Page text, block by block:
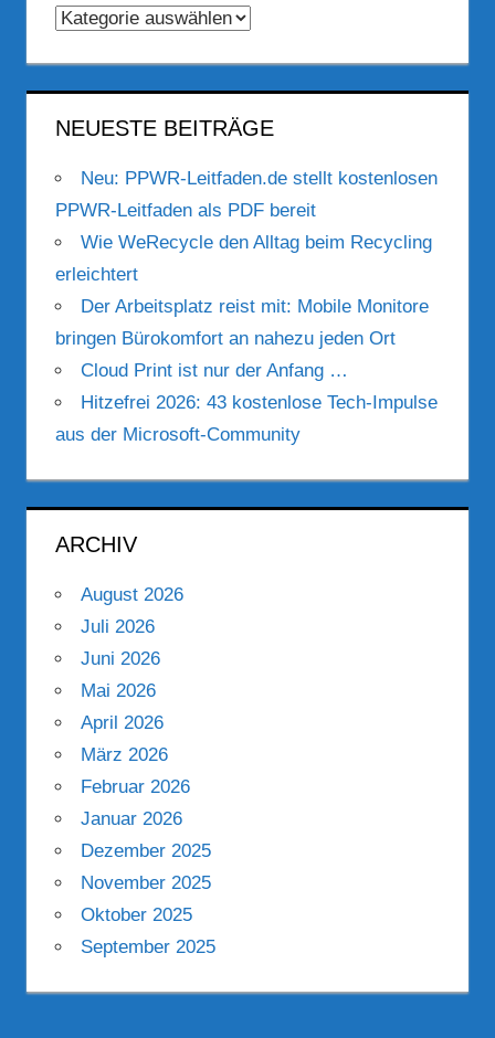
Kategorien
NEUESTE BEITRÄGE
Neu: PPWR-Leitfaden.de stellt kostenlosen
PPWR-Leitfaden als PDF bereit
Wie WeRecycle den Alltag beim Recycling
erleichtert
Der Arbeitsplatz reist mit: Mobile Monitore
bringen Bürokomfort an nahezu jeden Ort
Cloud Print ist nur der Anfang …
Hitzefrei 2026: 43 kostenlose Tech-Impulse
aus der Microsoft-Community
ARCHIV
August 2026
Juli 2026
Juni 2026
Mai 2026
April 2026
März 2026
Februar 2026
Januar 2026
Dezember 2025
November 2025
Oktober 2025
September 2025